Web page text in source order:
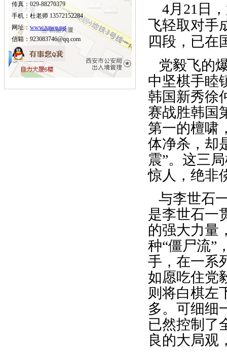
传真：029-88270379
手机：杜老师 13572152284
网址： www.xawq.net
信箱：923083746@qq.com
4月21日，
飞轻取对手
四段，已在
党毅飞的
中坚棋手睦
韩国新秀徐
赛战胜韩国
第一的檀啸
体净杀，却
震”。这三
惊人，绝非
与李世石
是李世石一
的强大力量
种“僵尸流”
手，在一系
如愿吃住党
则将白棋左
多。可细细
已然控制了
良的大局观